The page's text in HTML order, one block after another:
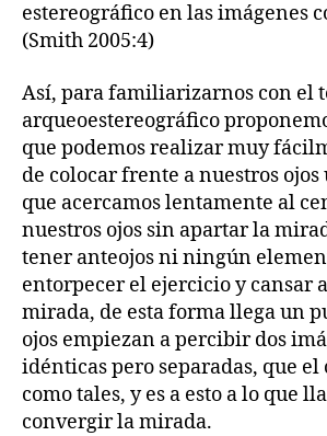
estereográfico en las imágenes
(Smith 2005:4)
Así, para familiarizarnos con el
arqueoestereográfico
que podemos realizar muy
de colocar frente a nuestros
que acercamos lentamente al
nuestros ojos sin apartar la
tener anteojos ni ningún
entorpecer el ejercicio y cansar
mirada, de esta forma llega un
ojos empiezan a percibir dos
idénticas pero separadas, que el
como tales, y es a esto a lo que
convergir la mirada.